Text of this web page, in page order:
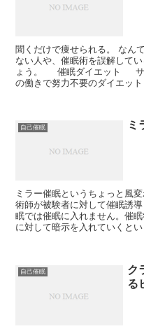
聞くだけで痩せられる。 なん
ない人や、催眠術を誤解して
ょう。 催眠ダイエット サ
の働きで努力不要のダイエッ
自己催眠 ミ
ミラー催眠というちょっと風
術師が被験者に対して催眠誘
眠では催眠に入れません。催
に対して暗示を入れていくと
自己催眠
ク
る